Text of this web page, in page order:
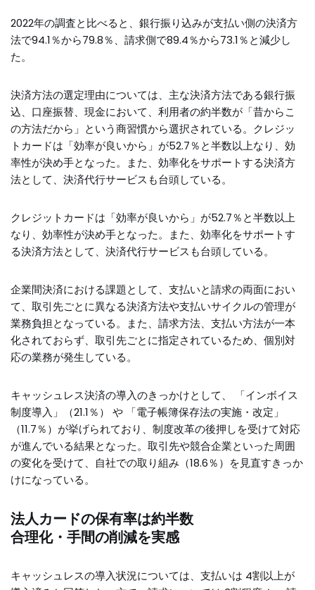
2022年の調査と比べると、銀行振り込みが支払い側の決済方
法で94.1％から79.8％、請求側で89.4％から73.1％と減少し
た。
決済方法の選定理由については、主な決済方法である銀行振
込、口座振替、現金において、利用者の約半数が「昔からこ
の方法だから」という商習慣から選択されている。クレジッ
トカードは「効率が良いから」が52.7％と半数以上なり、効
率性が決め手となった。また、効率化をサポートする決済方
法として、決済代行サービスも台頭している。
クレジットカードは「効率が良いから」が52.7％と半数以上
なり、効率性が決め手となった。また、効率化をサポートす
る決済方法として、決済代行サービスも台頭している。
企業間決済における課題として、支払いと請求の両面におい
て、取引先ごとに異なる決済方法や支払いサイクルの管理が
業務負担となっている。また、請求方法、支払い方法が一本
化されておらず、取引先ごとに指定されているため、個別対
応の業務が発生している。
キャッシュレス決済の導入のきっかけとして、 「インボイス
制度導入」（21.1％） や 「電子帳簿保存法の実施・改定」
（11.7％）が挙げられており、制度改革の後押しを受けて対応
が進んでいる結果となった。取引先や競合企業といった周囲
の変化を受けて、自社での取り組み（18.6％）を見直すきっか
けになっている。
法人カードの保有率は約半数
合理化・手間の削減を実感
キャッシュレスの導入状況については、支払いは 4割以上が